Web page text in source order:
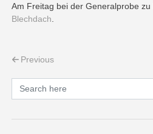
Am Freitag bei der Generalprobe zu
Blechdach
Post navigation
Previous
Primary
Search for: